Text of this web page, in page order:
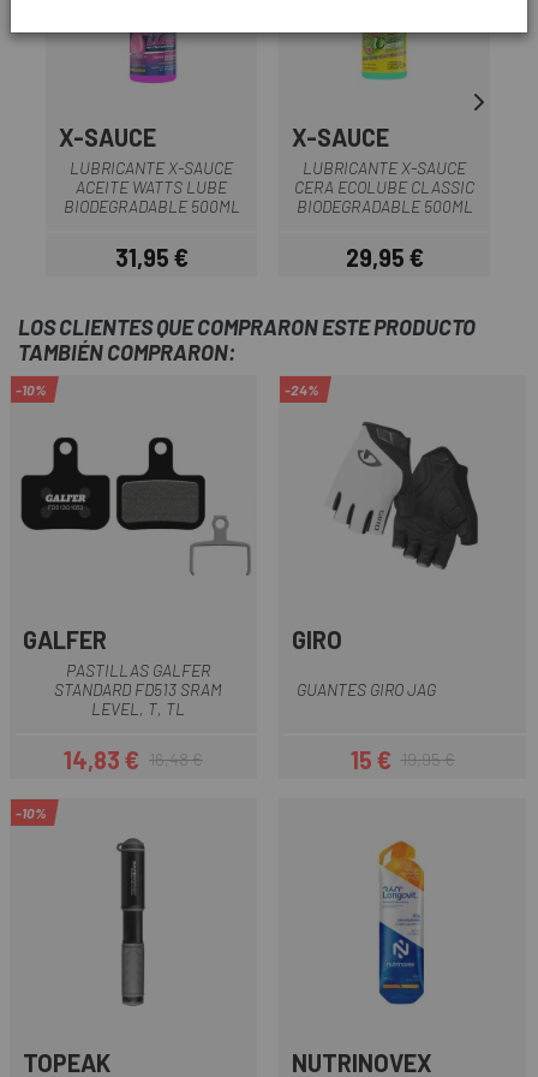
X-SAUCE
LUBRICANTE X-SAUCE
ACEITE WATTS LUBE
BIODEGRADABLE 500ML
Precio
31,95 €
X-SAUCE
LUBRICANTE X-SAUCE
CERA ECOLUBE CLASSIC
BIODEGRADABLE 500ML
Precio
29,95 €
LOS CLIENTES QUE COMPRARON ESTE PRODUCTO
TAMBIÉN COMPRARON:
-10%
GALFER
PASTILLAS GALFER
STANDARD FD513 SRAM
LEVEL, T, TL
Precio
14,83 €Precio regular
16,48 €
-24%
GIRO
GUANTES GIRO JAG
Precio
15 € Precio regular
19,95 €
-10%
TOPEAK NUTRINOVEX